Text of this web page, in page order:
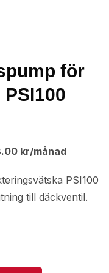
kr/månad
för
PSI100
till däckventil.